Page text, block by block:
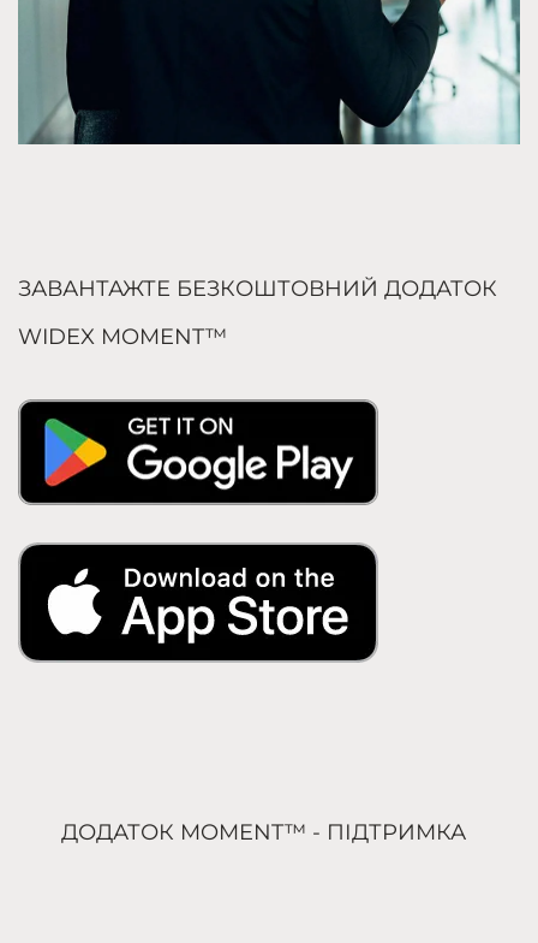
ЗАВАНТАЖТЕ БЕЗКОШТОВНИЙ ДОДАТОК
WIDEX MOMENT™
ДОДАТОК MOMENT™ - ПІДТРИМКА